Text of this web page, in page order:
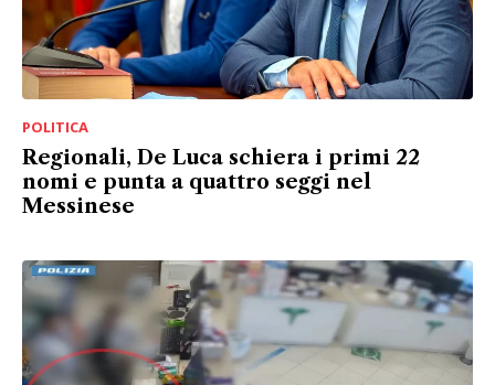
POLITICA
Regionali, De Luca schiera i primi 22
nomi e punta a quattro seggi nel
Messinese